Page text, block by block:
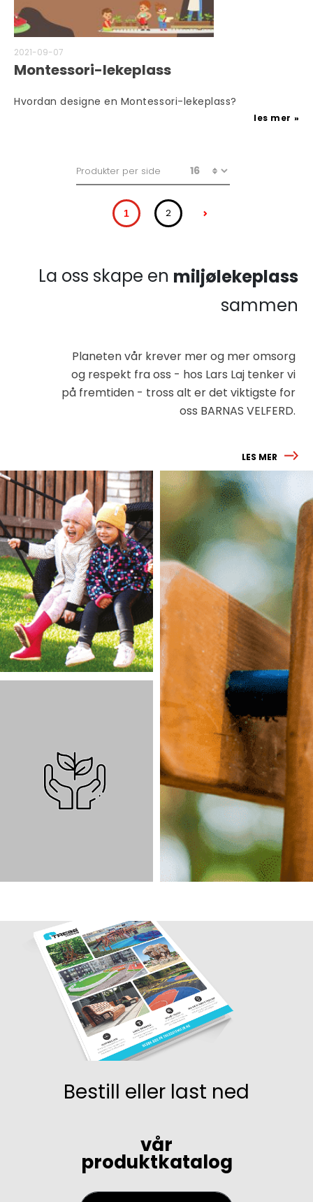
2021-09-07
Montessori-lekeplass
Hvordan designe en Montessori-lekeplass?
les mer
Produkter per side
1 2
La oss skape en miljølekeplass
sammen
Planeten vår krever mer og mer omsorg
og respekt fra oss - hos Lars Laj tenker vi
på fremtiden - tross alt er det viktigste for
oss BARNAS VELFERD.
LES MER
Bestill eller last ned
vår
produktkatalog